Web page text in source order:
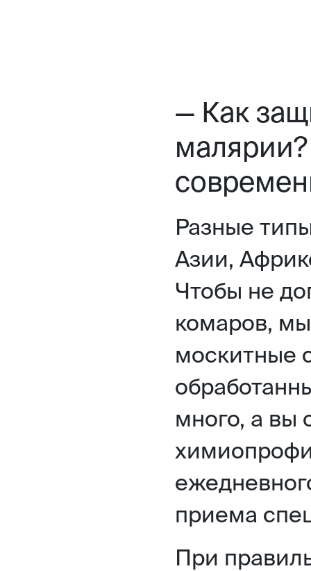
— Как
Разные
Азии,
Чтобы не
комаров,
москитные
много, а вы
приема
При